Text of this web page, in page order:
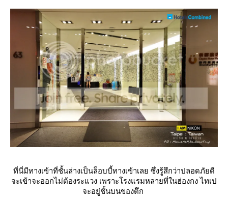
ที่นี่มีทางเข้าที่ชั้นล่างเป็นล็อบบี้ทางเข้าเลย ซึ่งรู้สึกว่าปลอดภัยดี
จะเข้าจะออกไม่ต้องระแวง เพราะโรงแรมหลายที่ในฮ่องกง ไทเป
จะอยู่ชั้นบนของตึก